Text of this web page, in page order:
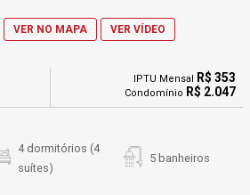
VER NO MAPA VER VÍDEO
IPTU Mensal R$ 353
Condomínio R$ 2.047
4 dormitórios (4
suítes)
5 banheiros